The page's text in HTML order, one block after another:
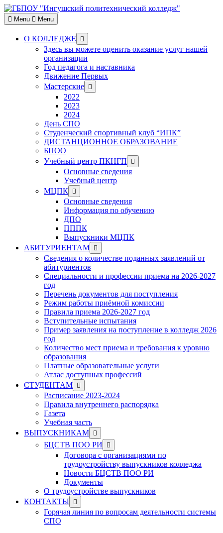
Skip
to
content
Menu Menu
О КОЛЛЕДЖЕ
Show
sub
menu
Здесь вы можете оценить оказание услуг нашей
организации
Год педагога и наставника
Движение Первых
Мастерские Show
sub
2022
2023
2024
День СПО
Студенческий спортивный клуб “ИПК”
ДИСТАНЦИОННОЕ ОБРАЗОВАНИЕ
БПОО
Учебный центр ПКНГП
Show
sub
menu
Основные сведения
Учебный центр
МЦПК Show
sub
menu
Основные сведения
Информация по обучению
ДПО
ПППК
Выпускники МЦПК
АБИТУРИЕНТАМ Show
sub
menu
Сведения о количестве поданных заявлений от
абитуриентов
Специальности и профессии приема на 2026-2027
год
Перечень документов для поступления
Режим работы приёмной комиссии
Правила приема 2026-2027 год
Вступительные испытания
Пример заявления на поступление в колледж 2026
год
Количество мест приема и требования к уровню
образования
Платные образовательные услуги
Атлас доступных профессий
СТУДЕНТАМ Show
sub
menu
Расписание 2023-2024
Правила внутреннего распорядка
Газета
Учебная часть
ВЫПУСКНИКАМ Show
sub
menu
БЦСТВ ПОО РИ
Show
sub
menu
Договора с организациями по
трудоустройству выпускников колледжа
Новости БЦСТВ ПОО РИ
Документы
О трудоустройстве выпускников
КОНТАКТЫ Show
sub
menu
Горячая линия по вопросам деятельности системы
СПО